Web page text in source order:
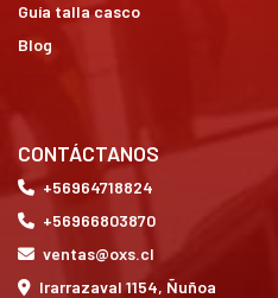
Guía talla casco
Blog
CONTÁCTANOS
+56964718824
+56966803870
ventas@oxs.cl
Irarrazaval 1154, Ñuñoa